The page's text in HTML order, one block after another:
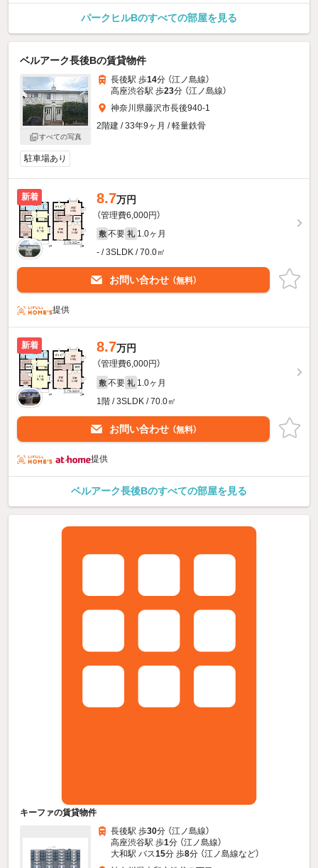
パークヒルBのすべての部屋を見る
ベルアーク長後Bの賃貸物件
すべての写真
長後駅 歩14分 （江ノ島線）
高座渋谷駅 歩23分 （江ノ島線）
神奈川県藤沢市長後940-1
2階建 / 33年9ヶ月 / 軽量鉄骨
駐車場あり
新着 8.7万円
（管理費6,000円）
敷 不要 礼 1.0ヶ月
- / 3SLDK / 70.0㎡
お問い合わせ （無料）
提供
新着 8.7万円
（管理費6,000円）
敷 不要 礼 1.0ヶ月
1階 / 3SLDK / 70.0㎡
お問い合わせ （無料）
提供
ベルアーク長後Bのすべての部屋を見る
キーファの賃貸物件
長後駅 歩30分 （江ノ島線）
高座渋谷駅 歩1分 （江ノ島線）
大和駅 バス15分 歩8分 （江ノ島線など）